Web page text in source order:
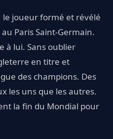
le joueur formé et révélé
Paris Saint-Germain.
à lui. Sans oublier
en titre et
des champions. Des
les uns que les autres.
la fin du Mondial pour